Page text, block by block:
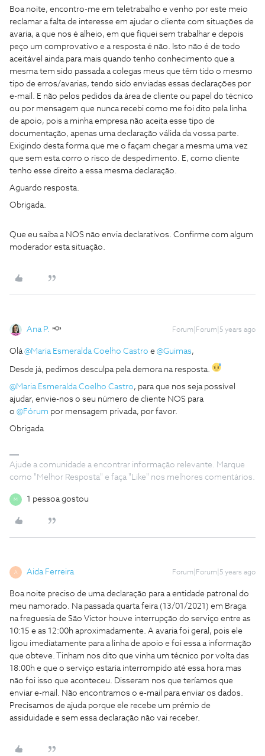
Boa noite, encontro-me em teletrabalho e venho por este meio
reclamar a falta de interesse em ajudar o cliente com situações de
avaria, a que nos é alheio, em que fiquei sem trabalhar e depois
peço um comprovativo e a resposta é não. Isto não é de todo
aceitável ainda para mais quando tenho conhecimento que a
mesma tem sido passada a colegas meus que têm tido o mesmo
tipo de erros/avarias, tendo sido enviadas essas declarações por
e-mail. E não pelos pedidos da área de cliente ou papel do técnico
ou por mensagem que nunca recebi como me foi dito pela linha
de apoio, pois a minha empresa não aceita esse tipo de
documentação, apenas uma declaração válida da vossa parte.
Exigindo desta forma que me o façam chegar a mesma uma vez
que sem esta corro o risco de despedimento. E, como cliente
tenho esse direito a essa mesma declaração.
Aguardo resposta.
Obrigada.
Que eu saiba a NOS não envia declarativos. Confirme com algum
moderador esta situação.
Ana P. Forum|Forum|5 years ago
Olá@Maria Esmeralda Coelho Castro e @Guimas,
Desde já, pedimos desculpa pela demora na resposta.
@Maria Esmeralda Coelho Castro, para que nos seja possível
ajudar, envie-nos o seu número de cliente NOS para
o @Fórum por mensagem privada, por favor.
Obrigada
Ajude a comunidade a encontrar informação relevante. Marque
como "Melhor Resposta" e faça "Like" nos melhores comentários.
M 1 pessoa gostou
A Aida Ferreira Forum|Forum|5 years ago
Boa noite preciso de uma declaração para a entidade patronal do
meu namorado. Na passada quarta feira (13/01/2021) em Braga
na freguesia de São Victor houve interrupção do serviço entre as
10:15 e as 12:00h aproximadamente. A avaria foi geral, pois ele
ligou imediatamente para a linha de apoio e foi essa a informação
que obteve. Tinham nos dito que vinha um técnico por volta das
18:00h e que o serviço estaria interrompido até essa hora mas
não foi isso que aconteceu. Disseram nos que teríamos que
enviar e-mail. Não encontramos o e-mail para enviar os dados.
Precisamos de ajuda porque ele recebe um prémio de
assiduidade e sem essa declaração não vai receber.